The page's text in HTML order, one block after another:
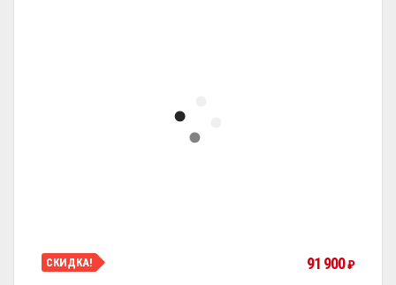
СКИДКА! 91 900₽